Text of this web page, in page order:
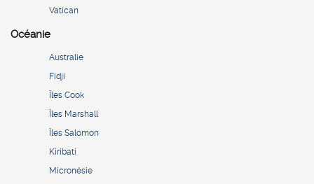
Vatican
Océanie
Australie
Fidji
Îles Cook
Îles Marshall
Îles Salomon
Kiribati
Micronésie